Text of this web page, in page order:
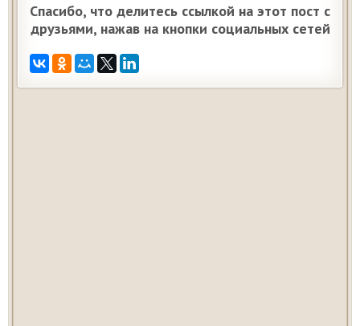
Спасибо, что делитесь ссылкой на этот пост с
друзьями, нажав на кнопки социальных сетей